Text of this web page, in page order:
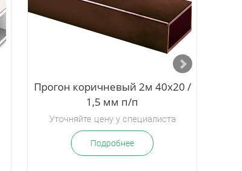
Прогон коричневый 2м 40х20 /
1,5 мм п/п
Уточняйте цену у специалиста
Подробнее